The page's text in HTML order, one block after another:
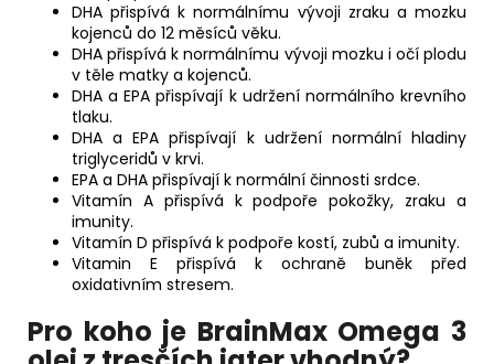
DHA přispívá k normálnímu vývoji zraku a mozku
kojenců do 12 měsíců věku.
DHA přispívá k normálnímu vývoji mozku i očí plodu
v těle matky a kojenců.
DHA a EPA přispívají k udržení normálního krevního
tlaku.
DHA a EPA přispívají k udržení normální hladiny
triglyceridů v krvi.
EPA a DHA přispívají k normální činnosti srdce.
Vitamín A přispívá k podpoře pokožky, zraku a
imunity.
Vitamín D přispívá k podpoře kostí, zubů a imunity.
Vitamin E přispívá k ochraně buněk před
oxidativním stresem.
Pro koho je BrainMax Omega 3